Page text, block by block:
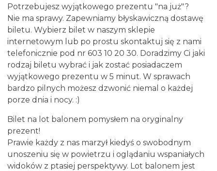
Potrzebujesz wyjątkowego prezentu "na już"?
Nie ma sprawy. Zapewniamy błyskawiczną dostawę
biletu. Wybierz bilet w naszym sklepie
internetowym lub po prostu skontaktuj się z nami
telefonicznie pod nr 603 10 20 30. Doradzimy Ci jaki
rodzaj biletu wybrać i jak zostać posiadaczem
wyjątkowego prezentu w 5 minut. W sprawach
bardzo pilnych możesz dzwonić niemal o każdej
porze dnia i nocy. :)
Bilet na lot balonem pomysłem na oryginalny
prezent!
Prawie każdy z nas marzył kiedyś o swobodnym
unoszeniu się w powietrzu i oglądaniu wspaniałych
widoków z ptasiej perspektywy. Lot balonem jest